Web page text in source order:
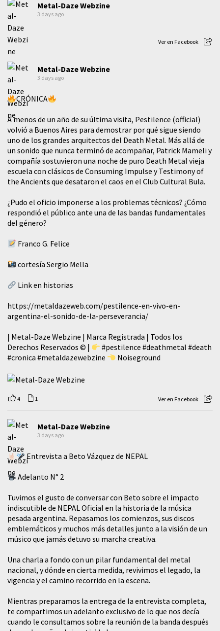
Metal-Daze Webzine
3 days ago
Ver en Facebook
Metal-Daze Webzine
3 days ago
CRÓNICA
A menos de un año de su última visita, Pestilence (official)
volvió a Buenos Aires para demostrar por qué sigue siendo
uno de los grandes arquitectos del Death Metal. Más allá de
un sonido que nunca terminó de acompañar, Patrick Mameli y
compañía sostuvieron una noche de puro Death Metal vieja
escuela con clásicos de Consuming Impulse y Testimony of
the Ancients que desataron el caos en el Club Cultural Bula.
¿Pudo el oficio imponerse a los problemas técnicos? ¿Cómo
respondió el público ante una de las bandas fundamentales
del género?
Franco G. Felice
cortesía Sergio Mella
Link en historias
https://metaldazeweb.com/pestilence-en-vivo-en-
argentina-el-sonido-de-la-perseverancia/
| Metal-Daze Webzine | Marca Registrada | Todos los
Derechos Reservados © |
#pestilence #deathmetal #death
#cronica #metaldazewebzine Noiseground
4 1 Ver en Facebook
Metal-Daze Webzine
3 days ago
Entrevista a Beto Vázquez de NEPAL
Adelanto N° 2
Tuvimos el gusto de conversar con Beto sobre el impacto
indiscutible de NEPAL Oficial en la historia de la música
pesada argentina. Repasamos los comienzos, sus discos
emblemáticos y muchos más detalles junto a la visión de un
músico que jamás detuvo su marcha creativa.
​Una charla a fondo con un pilar fundamental del metal
nacional, y dónde en cierta medida, revivimos el legado, la
vigencia y el camino recorrido en la escena.
Mientras preparamos la entrega de la entrevista completa,
te compartimos un adelanto exclusivo de lo que nos decía
cuando le consultamos sobre la reunión de la banda después